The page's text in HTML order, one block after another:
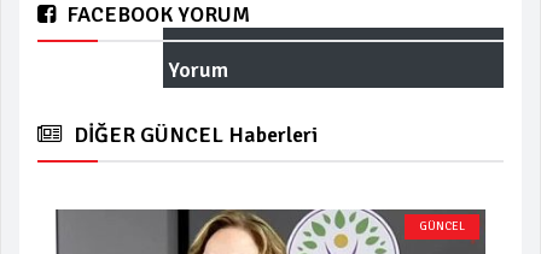
FACEBOOK YORUM
Yorum
DİĞER GÜNCEL Haberleri
GÜNCEL